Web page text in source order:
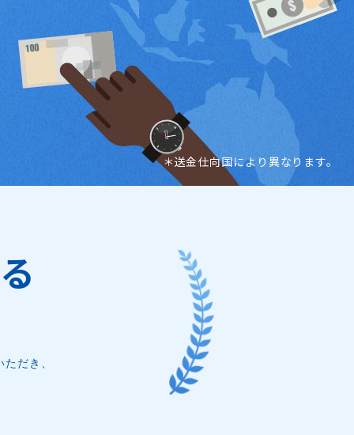
＊送金仕向国により異なります。
だき、